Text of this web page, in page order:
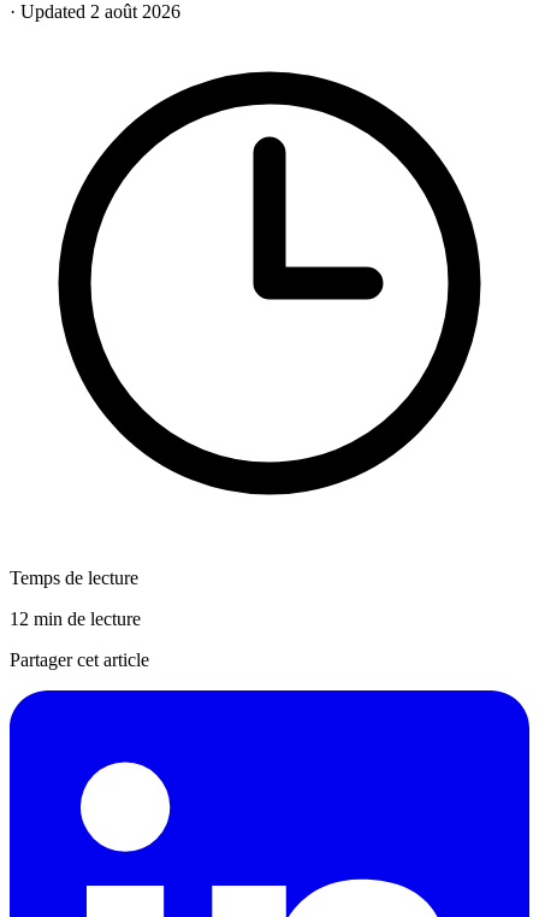
· Updated 2 août 2026
Temps de lecture
12 min de lecture
Partager cet article